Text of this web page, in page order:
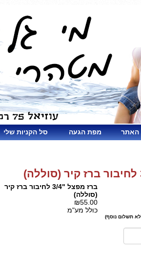
האתר מפת הגעה סל הקניות שלי
ברז מפצל "3/4 לחיבור ברז קיר
(סוללה)
₪55.00
כולל מע"מ
תשלום נוסף)